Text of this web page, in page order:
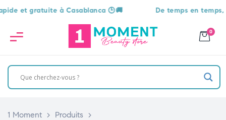
gratuite à Casablanca 🕒🚚 De temps en temps, une
0
1 Moment > Produits
>